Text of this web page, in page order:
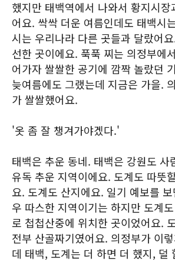
했지만 태백역에서 나와서 황지시
어요. 싹싹 더운 여름인데도 태백시
시는 우리나라 다른 곳들과 달랐어
선한 곳이에요. 푹푹 찌는 의정부에
어가자 쌀쌀한 공기에 깜짝 놀랐던
늦여름에도 그랬는데 지금은 가을.
가 쌀쌀했어요.
'옷 좀 잘 챙겨가야겠다.'
태백은 추운 동네. 태백은 강원도 사
유독 추운 지역이에요. 도계도 따뜻
요. 도계도 산지에요. 일기 예보를
우 따스한 지역이기는 하지만 도계
로 첩첩산중에 위치한 곳이었어요.
전부 산골짜기였어요. 의정부가 이
데 태백, 도계는 더 하면 더 했지, 덜